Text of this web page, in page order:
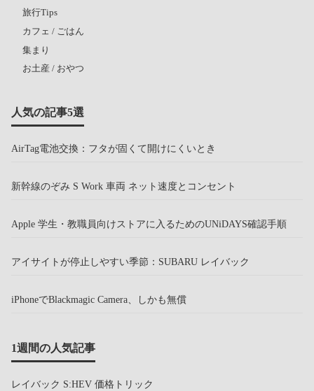
旅行Tips
カフェ / ごはん
集まり
お土産 / おやつ
人気の記事5選
AirTag電池交換：フタが固くて開けにくいとき
新幹線のぞみ S Work 車両 ネット速度とコンセント
Apple 学生・教職員向けストアに入るためのUNiDAYS確認手順
アイサイトが停止しやすい季節：SUBARU レイバック
iPhoneでBlackmagic Camera、しかも無償
1週間の人気記事
レイバック S:HEV 価格トリック